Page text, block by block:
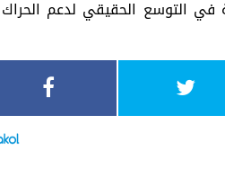
في التوسع الحقيقي لدعم الحراك